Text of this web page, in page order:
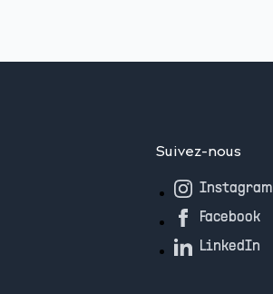
Suivez-nous
Instagram
Facebook
LinkedIn